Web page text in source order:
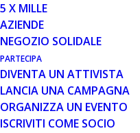
5 X MILLE
AZIENDE
NEGOZIO SOLIDALE
PARTECIPA
DIVENTA UN ATTIVISTA
LANCIA UNA CAMPAGNA
ORGANIZZA UN EVENTO
ISCRIVITI COME SOCIO
Si è concluso il primo
Sorci, dell’Università di
Project onlus. Riportiamo
sono stati forniti dal